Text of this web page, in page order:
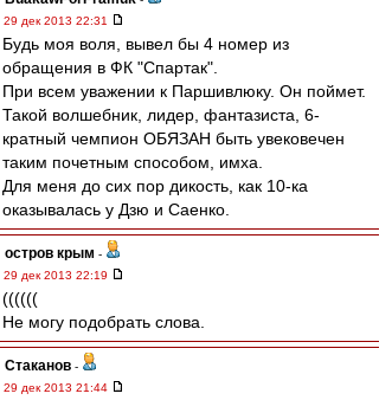
29 дек 2013 22:31
Будь моя воля, вывел бы 4 номер из
обращения в ФК "Спартак".
При всем уважении к Паршивлюку. Он поймет.
Такой волшебник, лидер, фантазиста, 6-
кратный чемпион ОБЯЗАН быть увековечен
таким почетным способом, имха.
Для меня до сих пор дикость, как 10-ка
оказывалась у Дзю и Саенко.
остров крым -
29 дек 2013 22:19
((((((
Не могу подобрать слова.
Cтаканов -
29 дек 2013 21:44